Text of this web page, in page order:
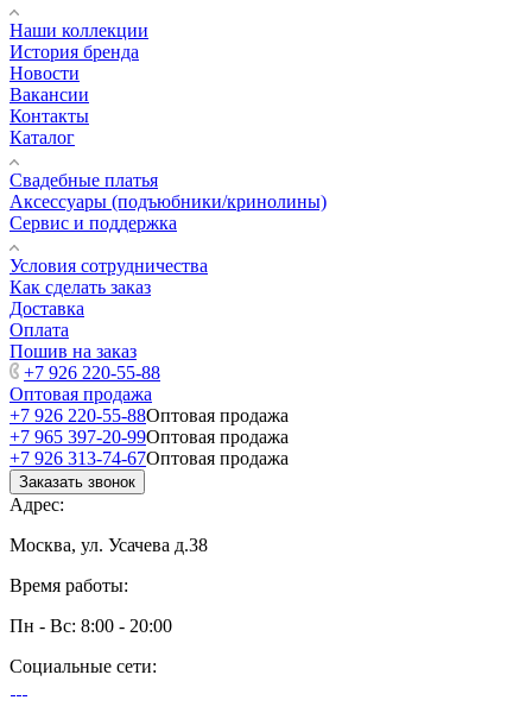
Наши коллекции
История бренда
Новости
Вакансии
Контакты
Каталог
Свадебные платья
Аксессуары (подъюбники/кринолины)
Сервис и поддержка
Условия сотрудничества
Как сделать заказ
Доставка
Оплата
Пошив на заказ
+7 926 220-55-88
Оптовая продажа
+7 926 220-55-88Оптовая продажа
+7 965 397-20-99Оптовая продажа
+7 926 313-74-67Оптовая продажа
Заказать звонок
Адрес:
Москва, ул. Усачева д.38
Время работы:
Пн - Вс: 8:00 - 20:00
Социальные сети: